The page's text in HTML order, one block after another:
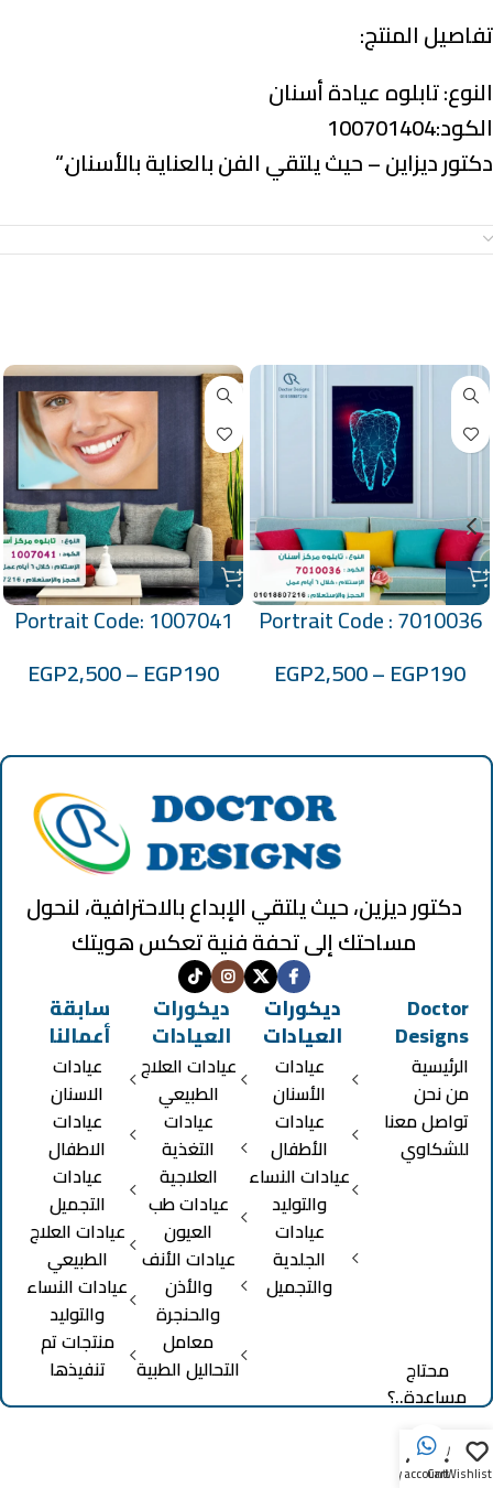
تفاصيل المنتج:
النوع:تابلوه عيادة أسنان
الكود:100701404
دكتور ديزاين – حيث يلتقي الفن بالعناية بالأسنان.“
Portrait Code : 7010036
EGP190
–
EGP2,500
Portrait Code: 1007041
EGP190
–
EGP2,500
دكتور ديزين، حيث يلتقي الإبداع بالاحترافية، لنحول
مساحتك إلى تحفة فنية تعكس هويتك
Doctor
Designs
الرئيسية
من نحن
تواصل معنا
للشكاوي
ديكورات
العيادات
عيادات
الأسنان
عيادات
الأطفال
عيادات النساء
والتوليد
عيادات
الجلدية
والتجميل
ديكورات
العيادات
عيادات العلاج
الطبيعي
عيادات
التغذية
العلاجية
عيادات طب
العيون
عيادات الأنف
والأذن
والحنجرة
معامل
التحاليل الطبية
سابقة
أعمالنا
عيادات
الاسنان
عيادات
الاطفال
عيادات
التجميل
عيادات العلاج
الطبيعي
عيادات النساء
والتوليد
منتجات تم
تنفيذها
محتاج
مساعدة..؟
Wishlist
0
Cart
My account